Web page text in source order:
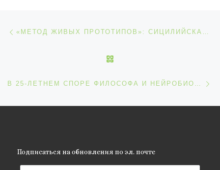
«МЕТОД ЖИВЫХ ПРОТОТИПОВ»: СИЦИЛИЙСКАЯ МАФИЯ И СКАНДИНАВСКИЕ ВИКИНГИ
В 25-ЛЕТНЕМ СПОРЕ ФИЛОСОФА И НЕЙРОБИОЛОГА ОБ ИСТОКАХ СОЗНАНИЯ ПОБЕДИЛ ФИЛОСОФ
Подписаться на обновления по эл. почте